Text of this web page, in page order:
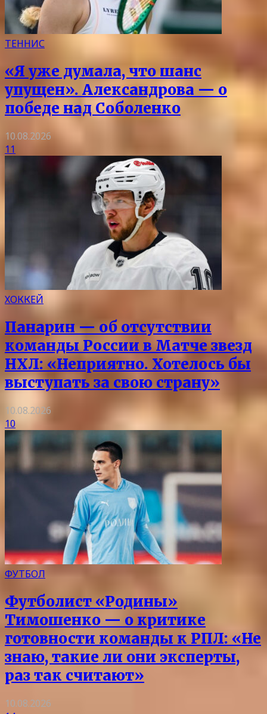
ТЕННИС
«Я уже думала, что шанс
упущен». Александрова — о
победе над Соболенко
10.08.2026
11
ХОККЕЙ
Панарин — об отсутствии
команды России в Матче звезд
НХЛ: «Неприятно. Хотелось бы
выступать за свою страну»
10.08.2026
10
ФУТБОЛ
Футболист «Родины»
Тимошенко — о критике
готовности команды к РПЛ: «Не
знаю, такие ли они эксперты,
раз так считают»
10.08.2026